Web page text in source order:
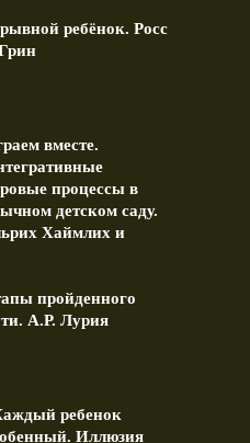
ребёнок. Росс
вместе.
процессы в
детском саду.
Хаймлих и
пройденного
А.Р. Лурия
ребенок
Иллюзия